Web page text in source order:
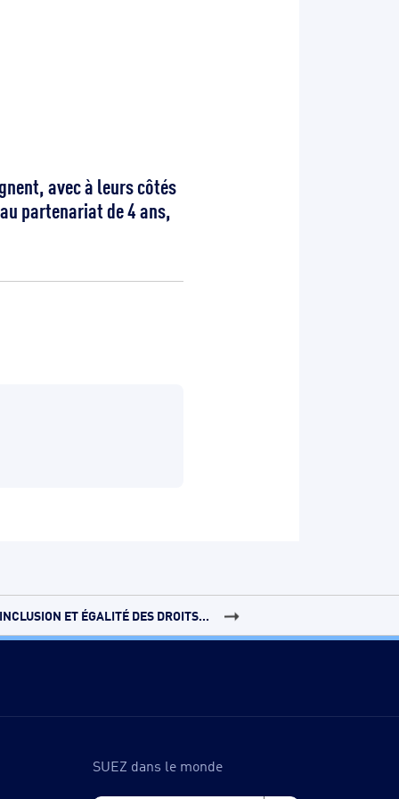
avec à leurs côtés
partenariat de 4 ans,
INCLUSION ET ÉGALITÉ DES DROITS...
SUEZ dans le monde